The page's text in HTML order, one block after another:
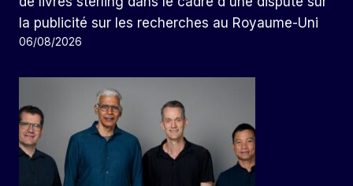
la publicité sur les recherches au Royaume-Uni
06/08/2026